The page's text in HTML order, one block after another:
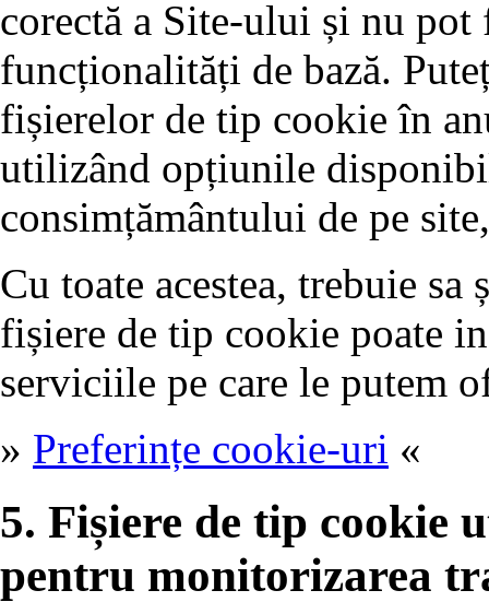
corectă a Site-ului și nu
funcționalități de bază.
fișierelor de tip cookie în
utilizând opțiunile
consimțământului de pe
Cu toate acestea, trebuie
fișiere de tip cookie poate
serviciile pe care le putem
» Preferințe cookie-uri «
5. Fișiere de tip cookie
pentru monitorizarea